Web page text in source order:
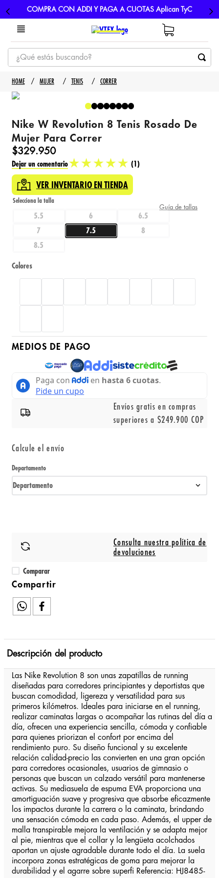
COMPRA CON ADDI Y PAGA A CUOTAS Aplican TyC
¿Qué estás buscando?
TÉRMINOS MÁS BUSCADOS
1
3. nike
4 . guayos
5
MUJER TENIS CORRER
Nike W Revolution 8 Tenis Rosado De
Mujer Para Correr
$329.950
Dejar un comentario★★★★★ (1 )
VER INVENTARIO EN TIENDA
Guía de tallas
5.5 6
6.5
7
7.5
8
8.5
Colores
MEDIOS DE PAGO
Envíos gratis en compras
superiores a $249.900 COP
Calcule el envío
Departamento
Departamento
Consulta nuestra política de
devoluciones
Comparar
Descripción del producto
Las Nike Revolution 8 son unas zapatillas de running
diseñadas para corredores principiantes y deportistas que
buscan comodidad, ligereza y versatilidad para sus
primeros kilómetros. Ideales para iniciarse en el running,
realizar caminatas largas o acompañar las rutinas del día a
día, ofrecen una experiencia sencilla, cómoda y confiable
para quienes priorizan el confort por encima del
rendimiento puro. Su diseño funcional y su excelente
relación calidad-precio las convierten en una gran opción
para corredores ocasionales, usuarios de gimnasio o
personas que buscan un calzado versátil para mantenerse
activas. Su mediasuela de espuma EVA proporciona una
amortiguación suave y progresiva que absorbe eficazmente
los impactos durante la carrera o la caminata, brindando
una sensación cómoda en cada paso. Además, el upper de
malla transpirable mejora la ventilación y se adapta mejor
al pie, mientras que el collar y la lengüeta acolchados
aportan un ajuste agradable durante todo el día. La suela
incorpora zonas estratégicas de goma para mejorar la
durabilidad y el agarre sobre superfi Referencia: HJ8485-